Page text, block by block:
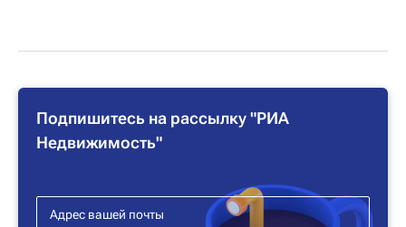
Подпишитесь на рассылку "РИА
Недвижимость"